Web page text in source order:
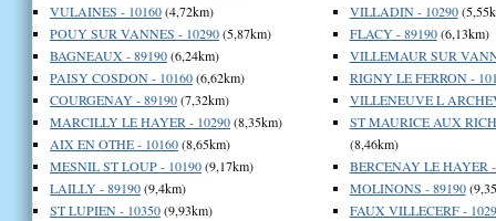
VULAINES - 10160(4,72km)
POUY SUR VANNES - 10290(5,87km)
BAGNEAUX - 89190(6,24km)
PAISY COSDON - 10160(6,62km)
COURGENAY - 89190(7,32km)
MARCILLY LE HAYER - 10290(8,35km)
AIX EN OTHE - 10160(8,65km)
MESNIL ST LOUP - 10190(9,17km)
LAILLY - 89190(9,4km)
ST LUPIEN - 10350(9,93km)
VILLADIN - 10290
FLACY - 89190(6,13km)
VILLEMAUR SUR
RIGNY LE FERRON -
VILLENEUVE L
ST MAURICE AUX
(8,46km)
BERCENAY LE HAYER
MOLINONS - 89190
FAUX VILLECERF -